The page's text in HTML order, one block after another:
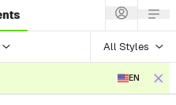
All Styles
EN